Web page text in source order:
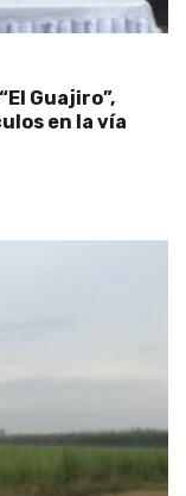
Guajiro”,
en la vía